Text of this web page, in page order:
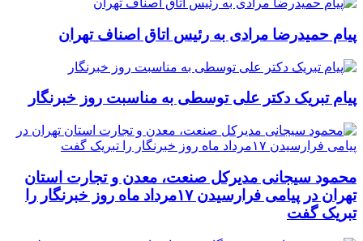
پیام حمیدرضا مرادی به رئیس اتاق اصناف تهران
پیام تبریک دکتر علی توسطی به مناسبت روز خبرنگار
محمود سیجانی مدیرکل صنعت، معدن و تجارت استان
تهران در پیامی فرارسیدن ۱۷مرداد ماه روز خبرنگار را
تبریک گفت